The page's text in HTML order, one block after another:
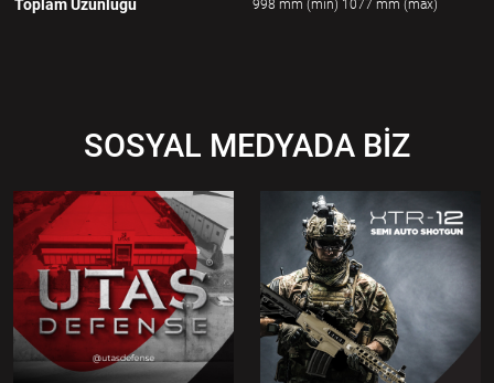
Toplam Uzunluğu 998 mm (min) 1077 mm (max)
SOSYAL MEDYADA BİZ